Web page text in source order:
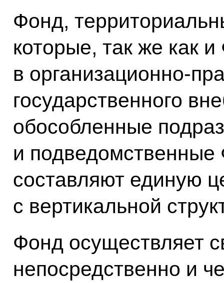
Фонд,
которые, так же как
в организационно-
государственного
обособленные
и
составляют единую
с вертикальной
Фонд осуществляет
непосредственно и